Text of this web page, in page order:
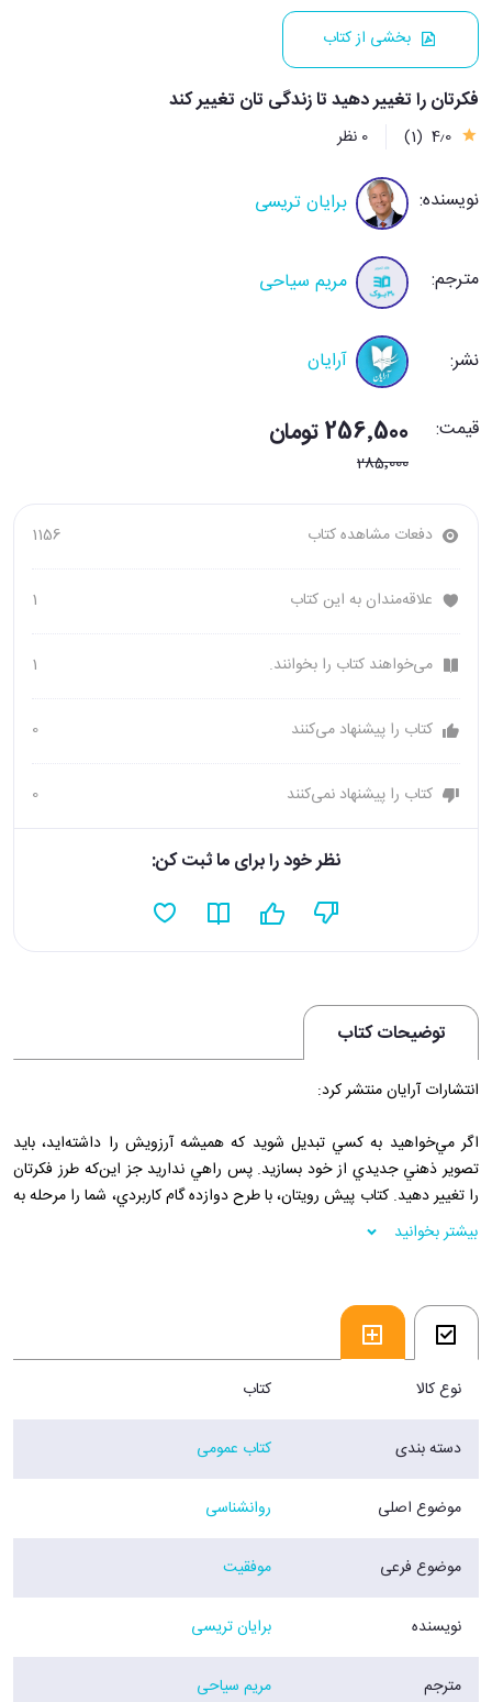
بخشی از کتاب
فکرتان را تغییر دهید تا زندگی تان تغییر کند
4٫0 (1) 0 نظر
نویسنده: برایان تریسی
مترجم: مریم سیاحی
نشر: آرایان
قیمت: 256٬500 تومان
285٬000
دفعات مشاهده کتاب 1156
علاقه‌مندان به این کتاب 1
می‌خواهند کتاب را بخوانند. 1
کتاب را پیشنهاد می‌کنند 0
کتاب را پیشنهاد نمی‌کنند 0
نظر خود را برای ما ثبت کن:
توضیحات کتاب
انتشارات آرايان منتشر کرد:
اگر مي‌خواهيد به کسي تبديل شويد که هميشه آرزويش را داشته‌ايد، بايد
تصوير ذهني جديدي از خود بسازيد. پس راهي نداريد جز اين‌که طرز فکرتان
را تغيير دهيد. کتاب پيش رويتان، با طرح دوازده گام کاربردي، شما را مرحله به
مرحله در تغيير طرز فکرتان پيش خواهد برد.
بیشتر بخوانید
نوع کالا کتاب
دسته بندی کتاب عمومی
موضوع اصلی روانشناسی
موضوع فرعی موفقیت
نویسنده برایان تریسی
مترجم مریم سیاحی